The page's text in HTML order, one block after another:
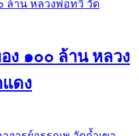
ง ๑๐๐ ล้าน หลวง
ดง